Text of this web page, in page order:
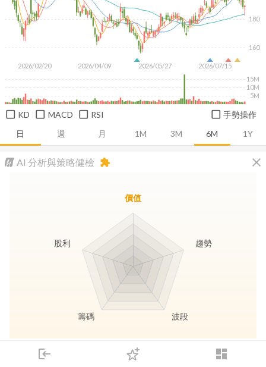
login dashboard
下單
日 週 月 1M 3M 6M 1Y
2026/02/20 2026/04/09 2026/05/27 2026/07/15
160
180
5M
10M
15M
KD MACD RSI 手勢操作
AI 分析與策略健檢 close
extension
長線價值 存股收息
價值
趨勢
波段
籌碼
股利